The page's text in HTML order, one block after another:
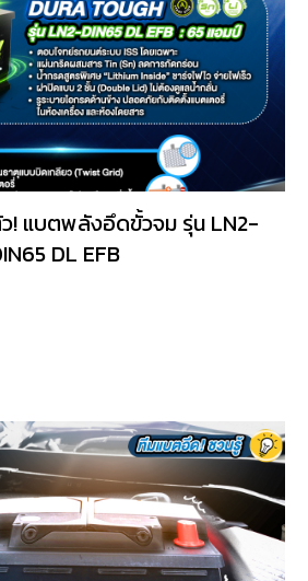
! แบตพลังอึดขั้วจม รุ่น LN2-
DL EFB